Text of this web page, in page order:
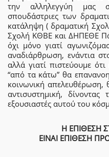
την αλληλεγγύη μας
σπουδάστριες των
κατάληψη ( δραματική
Σχολή ΚΘΒΕ και ΔΗΠΕΘΕ
όχι μόνο γιατί
αναδιάρθρωση, ενάντια
αλλά γιατί πιστεύουμε
“από τα κάτω” θα
κοινωνική απελευθέρωση,
αντισυστημική,
εξουσιαστές αυτού του
Η ΕΠΙΘΕΣΗ
ΕΙΝΑΙ ΕΠΙΘΕΣΗ